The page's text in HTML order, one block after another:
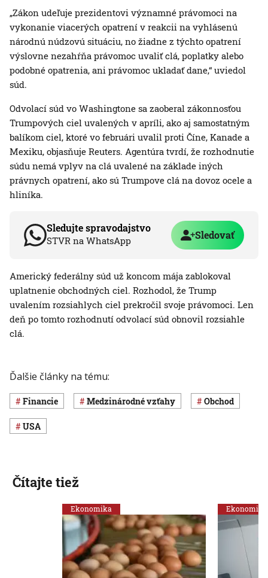
„Zákon udeľuje prezidentovi významné právomoci na
vykonanie viacerých opatrení v reakcii na vyhlásenú
národnú núdzovú situáciu, no žiadne z týchto opatrení
výslovne nezahŕňa právomoc uvaliť clá, poplatky alebo
podobné opatrenia, ani právomoc ukladať dane,“ uviedol
súd.
Odvolací súd vo Washingtone sa zaoberal zákonnosťou
Trumpových ciel uvalených v apríli, ako aj samostatným
balíkom ciel, ktoré vo februári uvalil proti Číne, Kanade a
Mexiku, objasňuje Reuters. Agentúra tvrdí, že rozhodnutie
súdu nemá vplyv na clá uvalené na základe iných
právnych opatrení, ako sú Trumpove clá na dovoz ocele a
hliníka.
Sledujte spravodajstvo
STVR na WhatsApp Sledovať
Americký federálny súd už koncom mája zablokoval
uplatnenie obchodných ciel. Rozhodol, že Trump
uvalením rozsiahlych ciel prekročil svoje právomoci. Len
deň po tomto rozhodnutí odvolací súd obnovil rozsiahle
clá.
Ďalšie články na tému:
Financie medzinárodné vzťahy obchod
USA
Čítajte tiež
Ekonomika Ekonomika